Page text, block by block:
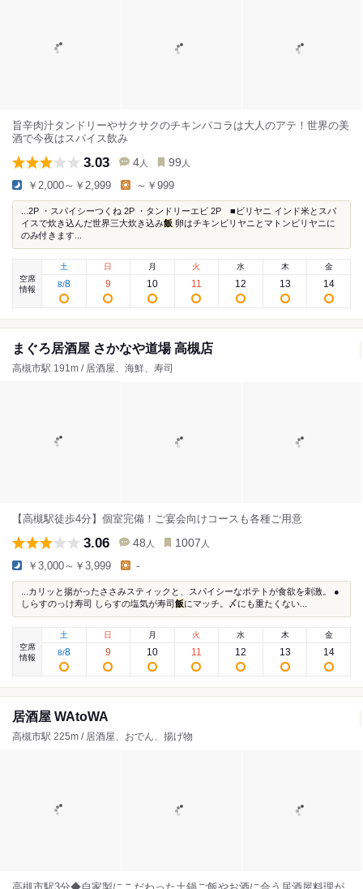
旨辛肉汁タンドリーやサクサクのチキンパコラは大人のアテ！世界の美
酒で今夜はスパイス飲み
3.03 4 人 99 人
￥2,000～￥2,999 ～￥999
...2P ・スパイシーつくね 2P ・タンドリーエビ 2P ■ビリヤニ インド米とスパ
イスで炊き込んだ世界三大炊き込み飯 卵はチキンビリヤニとマトンビリヤニに
のみ付きます...
空席
情報
土
8/8
日
9
月
10
火
11
水
12
木
13
金
14
まぐろ居酒屋 さかなや道場 高槻店
高槻市駅 191m / 居酒屋、海鮮、寿司
【高槻駅徒歩4分】個室完備！ご宴会向けコースも各種ご用意
3.06 48 人 1007 人
￥3,000～￥3,999 -
...カリッと揚がったささみスティックと、スパイシーなポテトが食欲を刺激。 ●
しらすのっけ寿司 しらすの塩気が寿司 飯にマッチ。〆にも重たくない...
空席
情報
土
8/8
日
9
月
10
火
11
水
12
木
13
金
14
居酒屋 WAtoWA
高槻市駅 225m / 居酒屋、おでん、揚げ物